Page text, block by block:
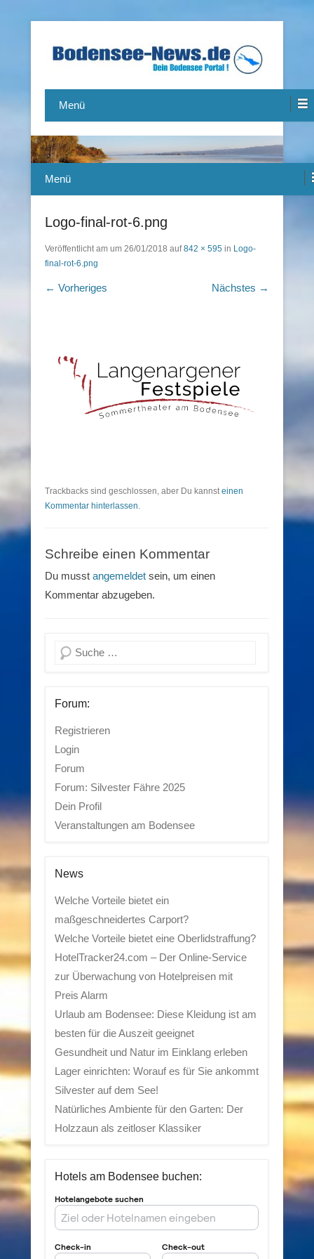
Bodensee-News.de
Menü
Menü
Logo-final-rot-6.png
Veröffentlicht am um 26/01/2018 auf842 × 595 in Logo-
final-rot-6.png
← Vorheriges Nächstes →
Trackbacks sind geschlossen, aber Du kannsteinen
Kommentar hinterlassen.
Schreibe einen Kommentar
Du musst angemeldet sein, um einen
Kommentar abzugeben.
Suchen
Forum:
Registrieren
Login
Forum
Forum: Silvester Fähre 2025
Dein Profil
Veranstaltungen am Bodensee
News
Welche Vorteile bietet ein
maßgeschneidertes Carport?
Welche Vorteile bietet eine Oberlidstraffung?
HotelTracker24.com – Der Online-Service
zur Überwachung von Hotelpreisen mit
Preis Alarm
Urlaub am Bodensee: Diese Kleidung ist am
besten für die Auszeit geeignet
Gesundheit und Natur im Einklang erleben
Lager einrichten: Worauf es für Sie ankommt
Silvester auf dem See!
Natürliches Ambiente für den Garten: Der
Holzzaun als zeitloser Klassiker
Hotels am Bodensee buchen: